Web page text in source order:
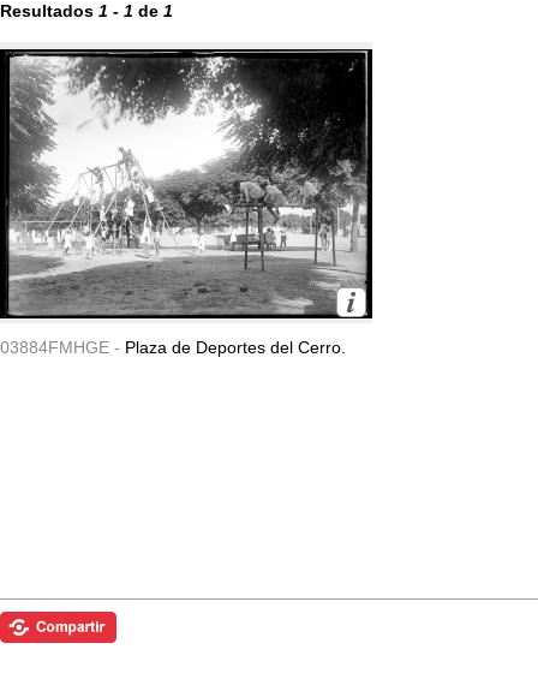
Resultados 1 - 1 de 1
03884FMHGE - Plaza de Deportes del Cerro.